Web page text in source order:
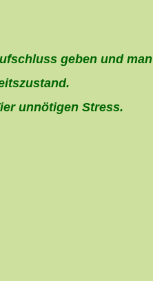
geben und man
unnötigen Stress.